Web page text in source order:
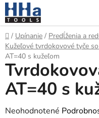
Prejsť
na
obsah
Domov
/ Upínanie / Predĺženia a
Kužeľové tvrdokovové tyče
AT=40 s kužeľom
AT=40 s
Priemerné
Neohodnotené